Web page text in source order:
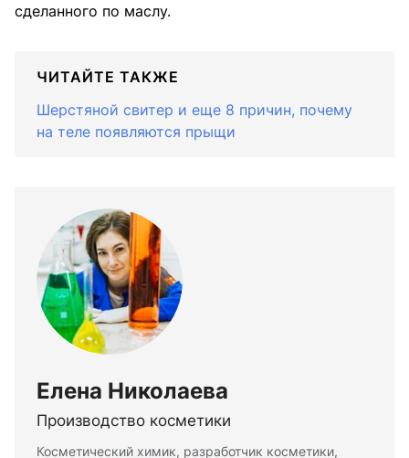
сделанного по маслу.
ЧИТАЙТЕ ТАКЖЕ
Шерстяной свитер и еще 8 причин, почему
на теле появляются прыщи
Елена Николаева
Производство косметики
Косметический химик, разработчик косметики,